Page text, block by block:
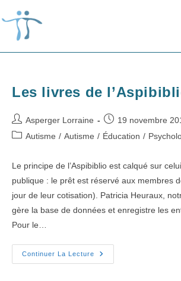
to
content
Les livres de
Auteur/autrice
de
Asperger Lorraine
Publication
publiée :
19 novembre
PostAutisme / Autisme / Éducation /
Le principe de l’Aspibiblio est calqué sur
publique : le prêt est réservé aux membres
jour de leur cotisation). Patricia Heuraux,
gère la base de données et enregistre les
Pour le…
Continuer La Lecture
Les
Livres